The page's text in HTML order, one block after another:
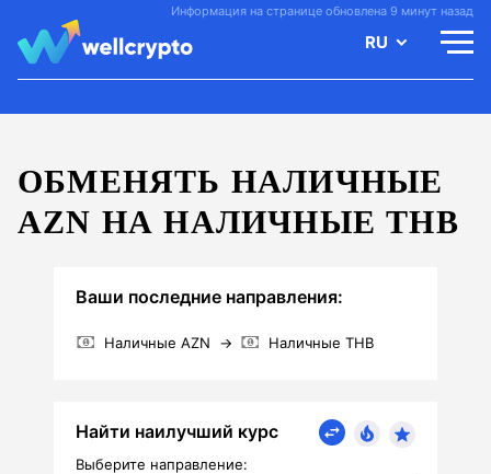
Информация на странице обновлена 9 минут назад
RU
ОБМЕНЯТЬ НАЛИЧНЫЕ
AZN НА НАЛИЧНЫЕ THB
Ваши последние направления:
Наличные AZN → Наличные THB
Найти наилучший курс
Выберите направление: